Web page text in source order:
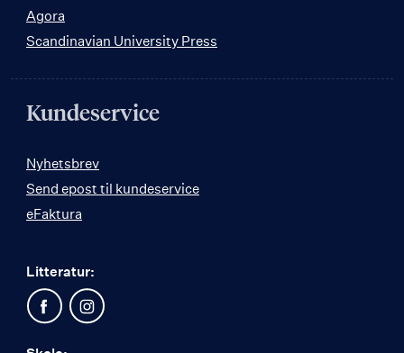
Agora
Scandinavian University Press
Kundeservice
Nyhetsbrev
Send epost til kundeservice
eFaktura
Litteratur: